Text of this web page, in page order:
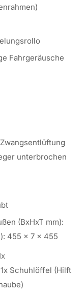
Fahrgeräusche
unterbrochen
(BxHxT mm):
455 x 7 x 455
Schuhlöffel (Hilft